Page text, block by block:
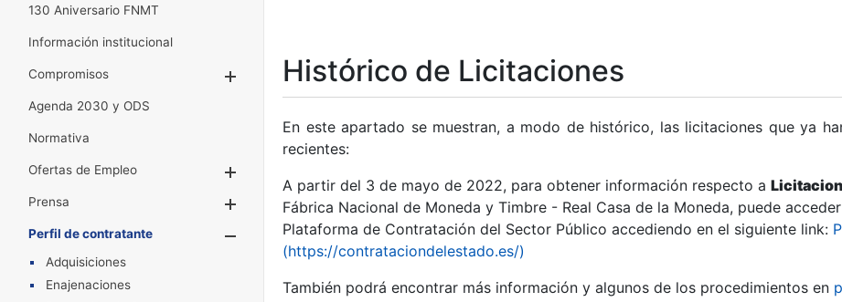
130 Aniversario FNMT
Información institucional
Compromisos
Mostrar/Ocultar
Agenda 2030 y ODS
Normativa
Ofertas de Empleo
Prensa
Mostrar/Ocultar
Perfil de contratante
Mostrar/Ocultar
Adquisiciones
Enajenaciones
Histórico de Licitaciones
En este apartado se muestran, a modo de histórico, las licitaciones que ya
recientes:
A partir del 3 de mayo de 2022, para obtener información respecto a
Fábrica Nacional de Moneda y Timbre - Real Casa de la Moneda, puede
Plataforma de Contratación del Sector Público accediendo en el siguiente link:
(https://contrataciondelestado.es/)
También podrá encontrar más información y algunos de los procedimientos en